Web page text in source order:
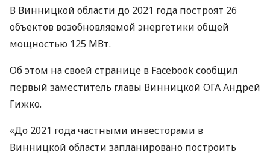
В Винницкой области до 2021 года построят 26
объектов возобновляемой энергетики общей
мощностью 125 МВт.
Об этом на своей странице в Facebook сообщил
первый заместитель главы Винницкой ОГААндрей
Гижко.
«До 2021 года частными инвесторами в
Винницкой области запланировано построить